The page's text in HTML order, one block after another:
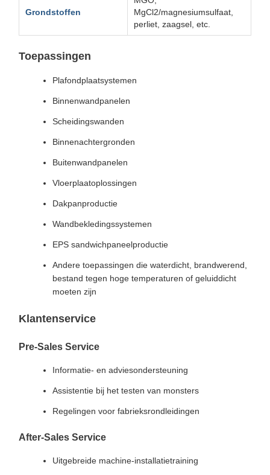
Grondstoffen
MgCl2/magnesiumsulfaat,
perliet, zaagsel, etc.
Toepassingen
Plafondplaatsystemen
Binnenwandpanelen
Scheidingswanden
Binnenachtergronden
Buitenwandpanelen
Vloerplaatoplossingen
Dakpanproductie
Wandbekledingssystemen
EPS sandwichpaneelproductie
Andere toepassingen die waterdicht, brandwerend,
bestand tegen hoge temperaturen of geluiddicht
moeten zijn
Klantenservice
Pre-Sales Service
Informatie- en adviesondersteuning
Assistentie bij het testen van monsters
Regelingen voor fabrieksrondleidingen
After-Sales Service
Uitgebreide machine-installatietraining